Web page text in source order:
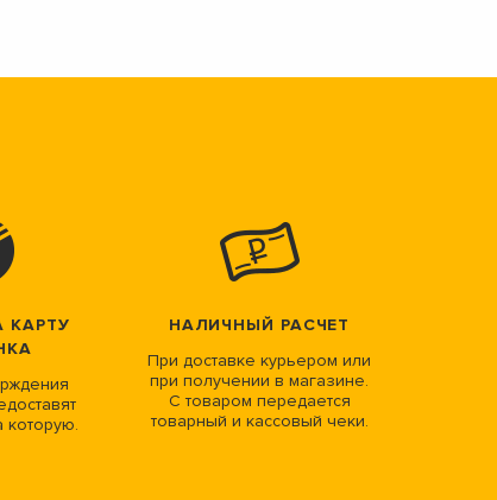
КАРТУ
которую.
НАЛИЧНЫЙ РАСЧЕТ
При доставке курьером или
при получении в магазине.
С товаром передается
товарный и кассовый чеки.